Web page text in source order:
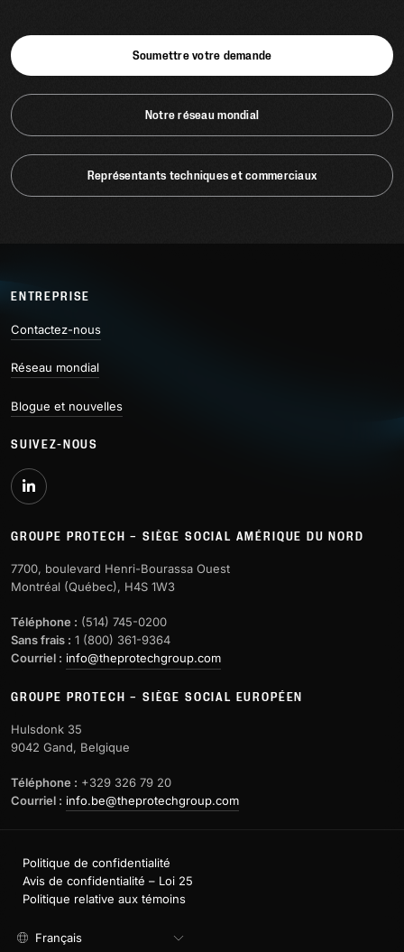
Soumettre votre demande
Notre réseau mondial
Représentants techniques et commerciaux
ENTREPRISE
Contactez-nous
Réseau mondial
Blogue et nouvelles
SUIVEZ-NOUS
GROUPE PROTECH – SIÈGE SOCIAL AMÉRIQUE DU NORD
7700, boulevard Henri-Bourassa Ouest
Montréal (Québec), H4S 1W3
Téléphone : (514) 745-0200
Sans frais : 1 (800) 361-9364
Courriel : info@theprotechgroup.com
GROUPE PROTECH – SIÈGE SOCIAL EUROPÉEN
Hulsdonk 35
9042 Gand, Belgique
Téléphone : +329 326 79 20
Courriel : info.be@theprotechgroup.com
Politique de confidentialité
Avis de confidentialité – Loi 25
Politique relative aux témoins
Français